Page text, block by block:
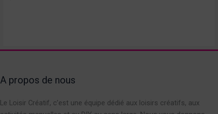
A propos de nous
Le Loisir Créatif, c’est une équipe dédié aux loisirs créatifs, aux